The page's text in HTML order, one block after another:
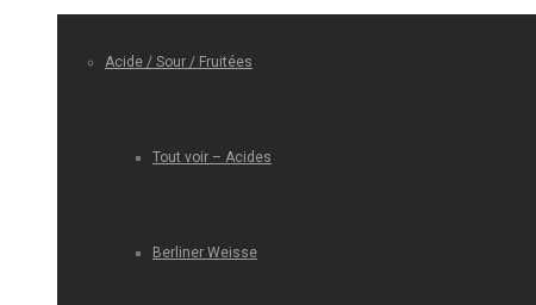
Acide / Sour / Fruitées
Tout voir – Acides
Berliner Weisse